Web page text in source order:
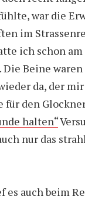
war die
im
ich schon am
Die Beine
da, der
für den
halten“
nur das
es auch beim